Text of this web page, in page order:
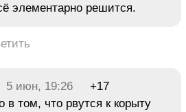
элементарно решится.
5 июн, 19:26
+17
в том, что рвутся к корыту